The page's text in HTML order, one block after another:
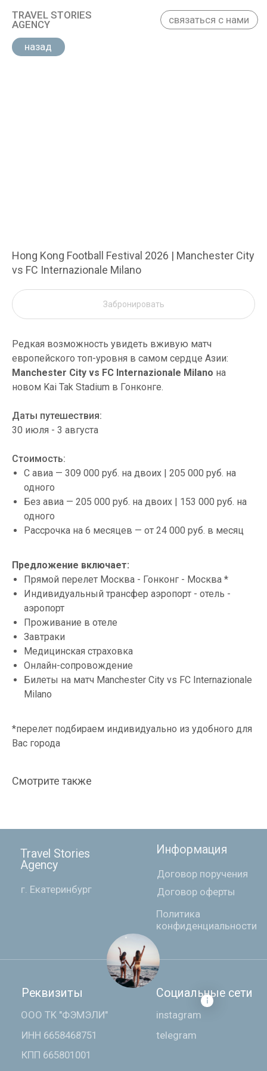
TRAVEL STORIES
AGENCY связаться с нами
Hong Kong Football Festival 2026 | Manchester City
vs FC Internazionale Milano
Забронировать
Редкая возможность увидеть вживую матч
европейского топ-уровня в самом сердце Азии:
Manchester City vs FC Internazionale Milano на
новом Kai Tak Stadium в Гонконге.
Даты путешествия:
30 июля - 3 августа
Стоимость:
С авиа — 309 000 руб. на двоих | 205 000 руб. на
одного
Без авиа — 205 000 руб. на двоих | 153 000 руб. на
одного
Рассрочка на 6 месяцев — от 24 000 руб. в месяц
Предложение включает:
Прямой перелет Москва - Гонконг - Москва *
Индивидуальный трансфер аэропорт - отель -
аэропорт
Проживание в отеле
Завтраки
Медицинская страховка
Онлайн-сопровождение
Билеты на матч Manchester City vs FC Internazionale
Milano
*перелет подбираем индивидуально из удобного для
Вас города
Смотрите также
Travel Stories
Agency
OOO TK "ФЭМЭЛИ"
ИНН 6658468751
instagram
г. Екатеринбург
разработка и дизайн сайта
Политика
Договор поручения